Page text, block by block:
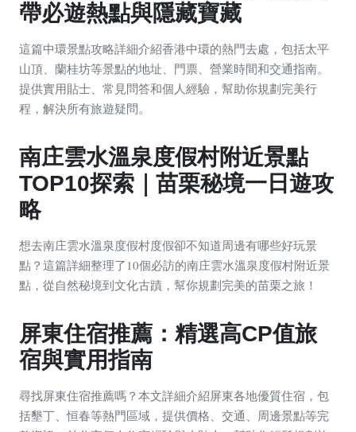
帶必遊熱點與隱藏寶藏
這篇中環景點攻略詳細介紹香港中環的熱門去處，包括太平
山頂、蘭桂坊等景點的地址、門票、營業時間和交通指南。
提供實用貼士、常見問答和個人經驗，幫助你規劃完美行
程，解決所有旅遊疑問。
南庄雲水溫泉度假村附近景點
TOP10探索｜苗栗秘境一日遊攻
略
想去南庄雲水溫泉度假村度假卻不知道周邊有哪些好玩景
點？這篇詳細整理了10個必訪的南庄雲水溫泉度假村附近景
點，從自然秘境到文化古蹟，幫你規劃完美的苗栗之旅！
屏東住宿推薦：精選高CP值旅
宿與實用指南
尋找屏東住宿推薦嗎？本文詳細介紹屏東各地優質住宿，包
括墾丁、恒春等熱門區域，提供價格、交通、周邊景點等完